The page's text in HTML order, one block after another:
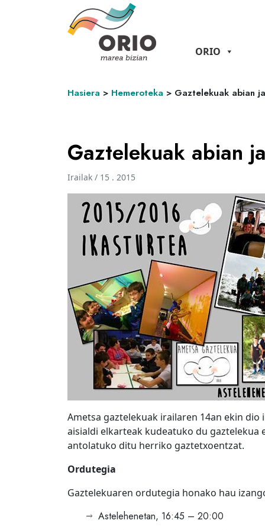
ORIO
Hasiera > Hemeroteka > Gaztelekuak abian
Gaztelekuak abian
Irailak / 15 . 2015
Ametsa gaztelekuak irailaren 14an ekin
aisialdi elkarteak kudeatuko du gaztelekua
antolatuko ditu herriko gaztetxoentzat.
Ordutegia
Gaztelekuaren ordutegia honako hau
Astelehenetan, 16:45 – 20:00